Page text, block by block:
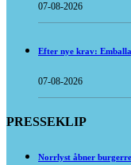
07-08-2026
Efter nye krav:
07-08-2026
PRESSEKLIP
Norrlyst åbner